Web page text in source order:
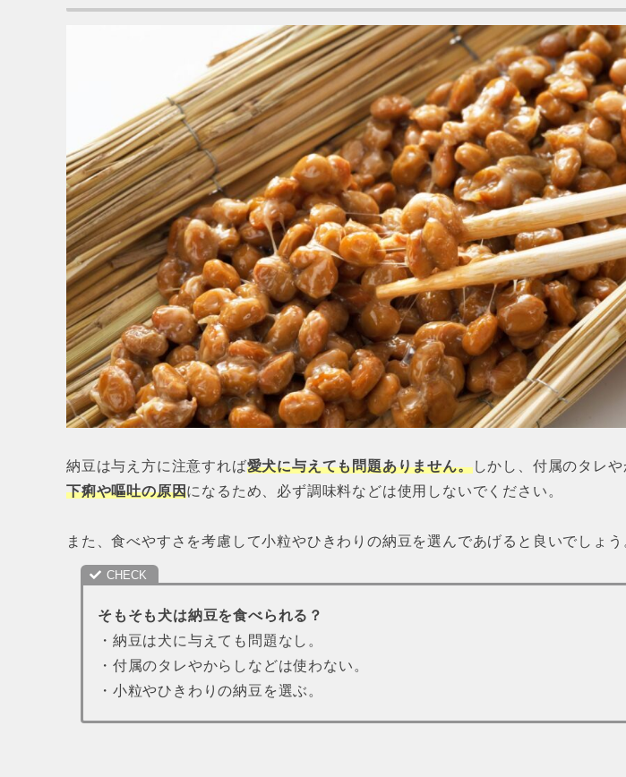
納豆は与え方に注意すれば愛犬に与えても問題ありません。しかし、付属のタレ
下痢や嘔吐の原因になるため、必ず調味料などは使用しないでください。
また、食べやすさを考慮して小粒やひきわりの納豆を選んであげると良いでしょう
そもそも犬は納豆を食べられる？
・納豆は犬に与えても問題なし。
・付属のタレやからしなどは使わない。
・小粒やひきわりの納豆を選ぶ。